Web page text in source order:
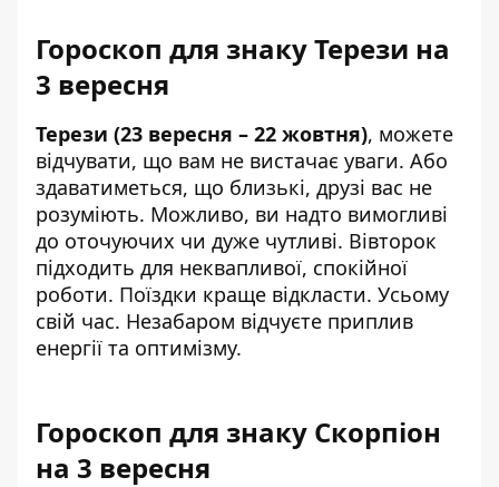
Гороскоп для знаку Терези на
3 вересня
Терези (23 вересня – 22 жовтня), можете
відчувати, що вам не вистачає уваги. Або
здаватиметься, що близькі, друзі вас не
розуміють. Можливо, ви надто вимогливі
до оточуючих чи дуже чутливі. Вівторок
підходить для неквапливої, спокійної
роботи. Поїздки краще відкласти. Усьому
свій час. Незабаром відчуєте приплив
енергії та оптимізму.
Гороскоп для знаку Скорпіон
на 3 вересня